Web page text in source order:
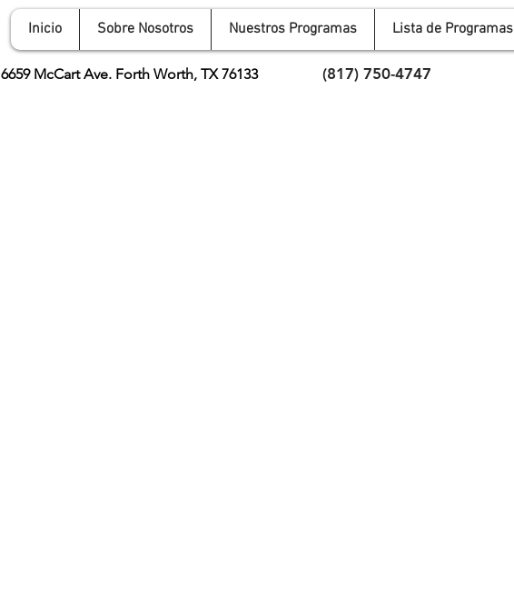
Inicio Sobre Nosotros Nuestros Programas Lista de Programas
6659 McCart Ave. Forth Worth, TX 76133 (817) 750-4747